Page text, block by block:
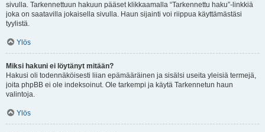
sivulla. Tarkennettuun hakuun pääset klikkaamalla “Tarkennettu haku”-linkkiä
joka on saatavilla jokaisella sivulla. Haun sijainti voi riippua käyttämästäsi
tyylistä.
Ylös
Miksi hakuni ei löytänyt mitään?
Hakusi oli todennäköisesti liian epämääräinen ja sisälsi useita yleisiä termejä,
joita phpBB ei ole indeksoinut. Ole tarkempi ja käytä Tarkennetun haun
valintoja.
Ylös